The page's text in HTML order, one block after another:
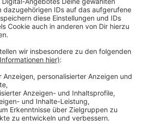
im März vergangenen Jahres
in unserer Stadt ihre
Der 7-Tage-Wert ist in
Links zum Thema